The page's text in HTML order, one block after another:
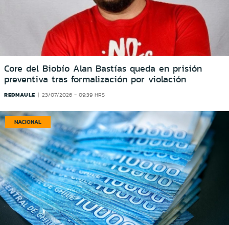
Core del Biobío Alan Bastías queda en prisión
preventiva tras formalización por violación
REDMAULE 23/07/2026 - 09:39 HRS
NACIONAL